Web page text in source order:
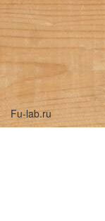
Fu-lab.ru